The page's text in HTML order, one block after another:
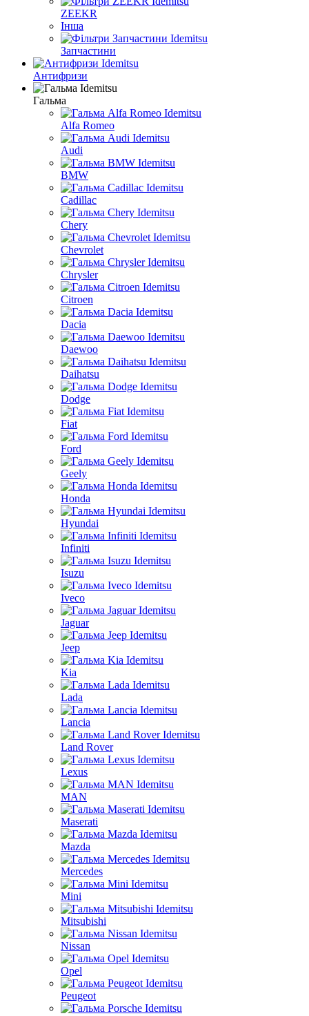
ZEEKR
Інша
Запчастини
Антифризи
Гальма
Alfa Romeo
Audi
BMW
Cadillac
Chery
Chevrolet
Chrysler
Citroen
Dacia
Daewoo
Daihatsu
Dodge
Fiat
Ford
Geely
Honda
Hyundai
Infiniti
Isuzu
Iveco
Jaguar
Jeep
Kia
Lada
Lancia
Land Rover
Lexus
MAN
Maserati
Mazda
Mercedes
Mini
Mitsubishi
Nissan
Opel
Peugeot